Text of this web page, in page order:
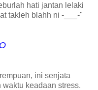
hati jantan lelaki
takleh blahh ni -___-"
ini senjata
keadaan stress.